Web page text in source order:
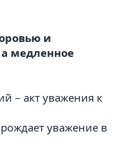
и
медленное
– акт уважения к
уважение в